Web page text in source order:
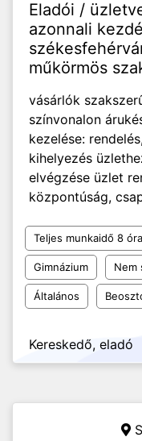
Eladói /
azonnali
műkörmös
vásárlók
színvonalon
kezelése:
kihelyezés
elvégzése üzlet
központúság,
Teljes munkaidő 8 óra
Gimnázium Nem
Általános
Kereskedő, eladó